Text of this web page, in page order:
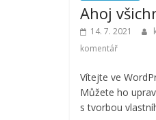
Ahoj
14. 7. 2021
komentář
Vítejte ve
Můžete ho
s tvorbou